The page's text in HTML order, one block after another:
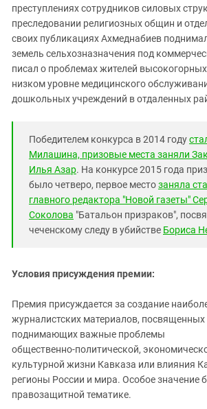
преступлениях сотрудников силовых
преследовании религиозных общин и
своих публикациях Ахмеднабиев
земель сельхозназначения под
писал о проблемах жителей
низком уровне медицинского
дошкольных учреждений в отдаленных
Победителем конкурса в 2014 году
Милашина, призовые места заняли
Илья Азар. На конкурсе 2015 года
было четверо, первое местозаняла
главного редактора "Новой газеты"
Соколова "Батальон призраков",
чеченскому следу в убийстве Бориса
Условия присуждения премии:
Премия присуждается за создание
журналистских материалов, посвященных
поднимающих важные проблемы
общественно‑политической,
культурной жизни Кавказа или влияния
регионы России и мира. Особое значение
правозащитной тематике.